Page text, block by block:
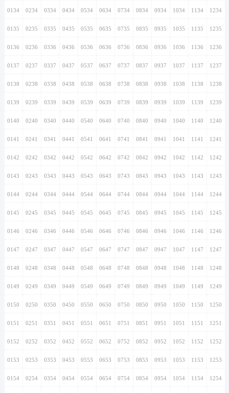
0134 0234 0334 0434 0534 0634 0734 0834 0934 1034 1134 1234
0135 0235 0335 0435 0535 0635 0735 0835 0935 1035 1135 1235
0136 0236 0336 0436 0536 0636 0736 0836 0936 1036 1136 1236
0137 0237 0337 0437 0537 0637 0737 0837 0937 1037 1137 1237
0138 0238 0338 0438 0538 0638 0738 0838 0938 1038 1138 1238
0139 0239 0339 0439 0539 0639 0739 0839 0939 1039 1139 1239
0140 0240 0340 0440 0540 0640 0740 0840 0940 1040 1140 1240
0141 0241 0341 0441 0541 0641 0741 0841 0941 1041 1141 1241
0142 0242 0342 0442 0542 0642 0742 0842 0942 1042 1142 1242
0143 0243 0343 0443 0543 0643 0743 0843 0943 1043 1143 1243
0144 0244 0344 0444 0544 0644 0744 0844 0944 1044 1144 1244
0145 0245 0345 0445 0545 0645 0745 0845 0945 1045 1145 1245
0146 0246 0346 0446 0546 0646 0746 0846 0946 1046 1146 1246
0147 0247 0347 0447 0547 0647 0747 0847 0947 1047 1147 1247
0148 0248 0348 0448 0548 0648 0748 0848 0948 1048 1148 1248
0149 0249 0349 0449 0549 0649 0749 0849 0949 1049 1149 1249
0150 0250 0350 0450 0550 0650 0750 0850 0950 1050 1150 1250
0151 0251 0351 0451 0551 0651 0751 0851 0951 1051 1151 1251
0152 0252 0352 0452 0552 0652 0752 0852 0952 1052 1152 1252
0153 0253 0353 0453 0553 0653 0753 0853 0953 1053 1153 1253
0154 0254 0354 0454 0554 0654 0754 0854 0954 1054 1154 1254